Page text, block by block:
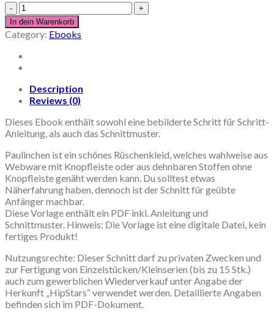
Ebook
Kleid
Paulinchen
Rüschenkleid
Größe
80-
quantity
In dein Warenkorb
Category: Ebooks
Description
Reviews (0)
Dieses Ebook enthält sowohl eine bebilderte Schritt für Schritt-
Anleitung, als auch das Schnittmuster.
Paulinchen ist ein schönes Rüschenkleid, welches wahlweise aus
Webware mit Knopfleiste oder aus dehnbaren Stoffen ohne
Knopfleiste genäht werden kann. Du solltest etwas
Näherfahrung haben, dennoch ist der Schnitt für geübte
Anfänger machbar.
Diese Vorlage enthält ein PDF inkl. Anleitung und
Schnittmuster. Hinweis: Die Vorlage ist eine digitale Datei, kein
fertiges Produkt!
Nutzungsrechte: Dieser Schnitt darf zu privaten Zwecken und
zur Fertigung von Einzelstücken/Kleinserien (bis zu 15 Stk.)
auch zum gewerblichen Wiederverkauf unter Angabe der
Herkunft „HipStars“ verwendet werden. Detaillierte Angaben
befinden sich im PDF-Dokument.